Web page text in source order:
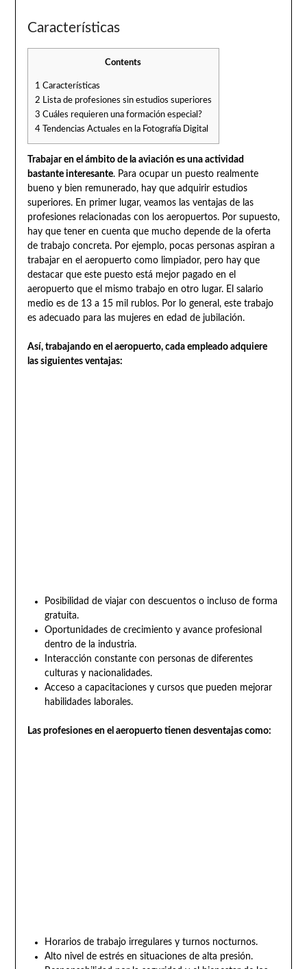
Características
Contents
1 Características
2 Lista de profesiones sin estudios superiores
3 Cuáles requieren una formación especial?
4Tendencias Actuales en la Fotografía Digital
Trabajar en el ámbito de la aviación es una actividad
bastante interesante. Para ocupar un puesto realmente
bueno y bien remunerado, hay que adquirir estudios
superiores. En primer lugar, veamos las ventajas de las
profesiones relacionadas con los aeropuertos. Por supuesto,
hay que tener en cuenta que mucho depende de la oferta
de trabajo concreta. Por ejemplo, pocas personas aspiran a
trabajar en el aeropuerto como limpiador, pero hay que
destacar que este puesto está mejor pagado en el
aeropuerto que el mismo trabajo en otro lugar. El salario
medio es de 13 a 15 mil rublos. Por lo general, este trabajo
es adecuado para las mujeres en edad de jubilación.
Así, trabajando en el aeropuerto, cada empleado adquiere
las siguientes ventajas:
Posibilidad de viajar con descuentos o incluso de forma
gratuita.
Oportunidades de crecimiento y avance profesional
dentro de la industria.
Interacción constante con personas de diferentes
culturas y nacionalidades.
Acceso a capacitaciones y cursos que pueden mejorar
habilidades laborales.
Las profesiones en el aeropuerto tienen desventajas como:
Horarios de trabajo irregulares y turnos nocturnos.
Alto nivel de estrés en situaciones de alta presión.